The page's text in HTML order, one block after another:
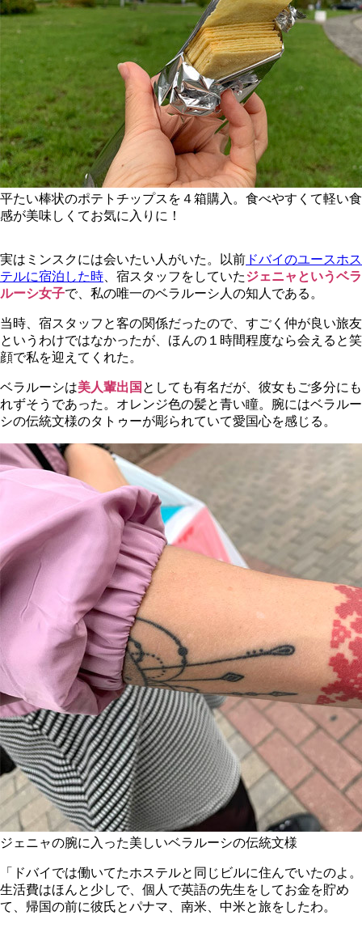
平たい棒状のポテトチップスを４箱購入。食べやすくて軽い食
感が美味しくてお気に入りに！
実はミンスクには会いたい人がいた。以前 ドバイのユースホス
テルに宿泊した時 、宿スタッフをしていたジェニャというベラ
ルーシ女子で、私の唯一のベラルーシ人の知人である。
当時、宿スタッフと客の関係だったので、すごく仲が良い旅友
というわけではなかったが、ほんの１時間程度なら会えると笑
顔で私を迎えてくれた。
ベラルーシは美人輩出国 としても有名だが、彼女もご多分にも
れずそうであった。オレンジ色の髪と青い瞳。腕にはベラルー
シの伝統文様のタトゥーが彫られていて愛国心を感じる。
ジェニャの腕に入った美しいベラルーシの伝統文様
「ドバイでは働いてたホステルと同じビルに住んでいたのよ。
生活費はほんと少しで、個人で英語の先生をしてお金を貯め
て、帰国の前に彼氏とパナマ、南米、中米と旅をしたわ。